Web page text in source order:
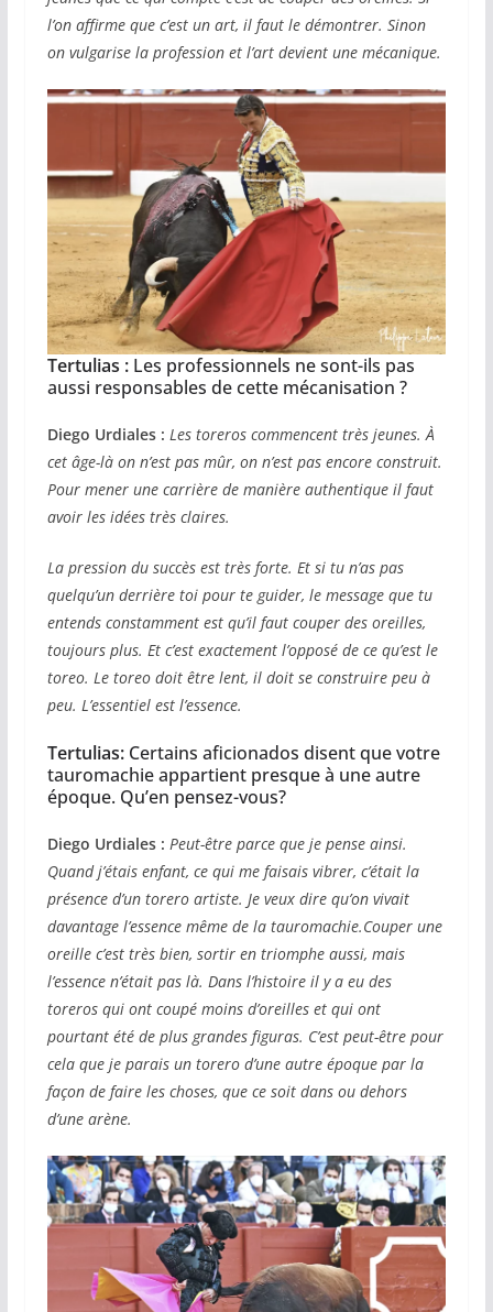
l’on affirme que c’est un art, il faut le démontrer. Sinon
on vulgarise la profession et l’art devient une mécanique.
Tertulias :Les professionnels ne sont-ils pas
aussi responsables de cette mécanisation ?
Diego Urdiales : Les toreros commencent très jeunes. À
cet âge-là on n’est pas mûr, on n’est pas encore construit.
Pour mener une carrière de manière authentique il faut
avoir les idées très claires.
La pression du succès est très forte. Et si tu n’as pas
quelqu’un derrière toi pour te guider, le message que tu
entends constamment est qu’il faut couper des oreilles,
toujours plus. Et c’est exactement l’opposé de ce qu’est le
toreo. Le toreo doit être lent, il doit se construire peu à
peu. L’essentiel est l’essence.
Tertulias:Certains aficionados disent que votre
tauromachie appartient presque à une autre
époque. Qu’en pensez-vous?
Diego Urdiales : Peut-être parce que je pense ainsi.
Quand j’étais enfant, ce qui me faisais vibrer, c’était la
présence d’un torero artiste. Je veux dire qu’on vivait
davantage l’essence même de la tauromachie.Couper une
oreille c’est très bien, sortir en triomphe aussi, mais
l’essence n’était pas là. Dans l’histoire il y a eu des
toreros qui ont coupé moins d’oreilles et qui ont
pourtant été de plus grandes figuras. C’est peut-être pour
cela que je parais un torero d’une autre époque par la
façon de faire les choses, que ce soit dans ou dehors
d’une arène.